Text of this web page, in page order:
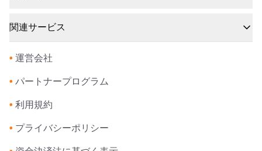
関連サービス
• 運営会社
• パートナープログラム
• 利用規約
• プライバシーポリシー